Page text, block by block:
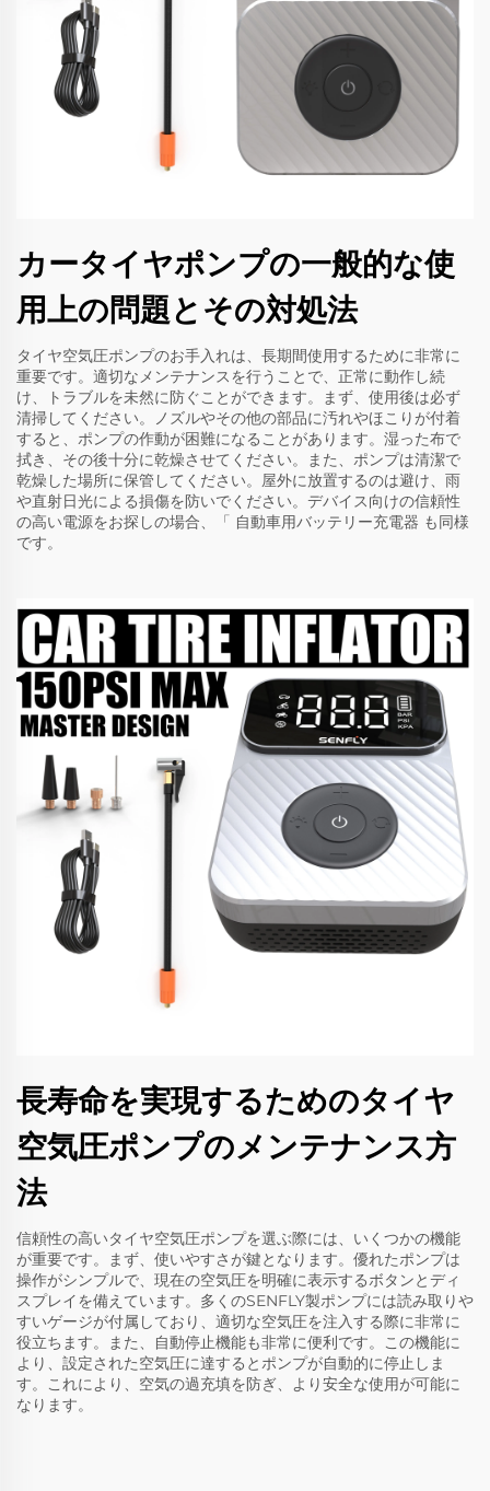
カータイヤポンプの一般的な使
用上の問題とその対処法
タイヤ空気圧ポンプのお手入れは、長期間使用するために非常に
重要です。適切なメンテナンスを行うことで、正常に動作し続
け、トラブルを未然に防ぐことができます。まず、使用後は必ず
清掃してください。ノズルやその他の部品に汚れやほこりが付着
すると、ポンプの作動が困難になることがあります。湿った布で
拭き、その後十分に乾燥させてください。また、ポンプは清潔で
乾燥した場所に保管してください。屋外に放置するのは避け、雨
や直射日光による損傷を防いでください。デバイス向けの信頼性
の高い電源をお探しの場合、「 自動車用バッテリー充電器 も同様
です。
長寿命を実現するためのタイヤ
空気圧ポンプのメンテナンス方
法
信頼性の高いタイヤ空気圧ポンプを選ぶ際には、いくつかの機能
が重要です。まず、使いやすさが鍵となります。優れたポンプは
操作がシンプルで、現在の空気圧を明確に表示するボタンとディ
スプレイを備えています。多くのSENFLY製ポンプには読み取りや
すいゲージが付属しており、適切な空気圧を注入する際に非常に
役立ちます。また、自動停止機能も非常に便利です。この機能に
より、設定された空気圧に達するとポンプが自動的に停止しま
す。これにより、空気の過充填を防ぎ、より安全な使用が可能に
なります。